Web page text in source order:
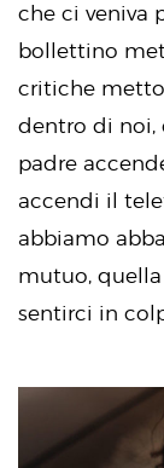
che ci veniva
bollettino
critiche
dentro di noi,
padre
accendi il
abbiamo
mutuo,
sentirci in